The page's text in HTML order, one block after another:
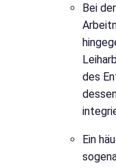
Bei der
des
Ein